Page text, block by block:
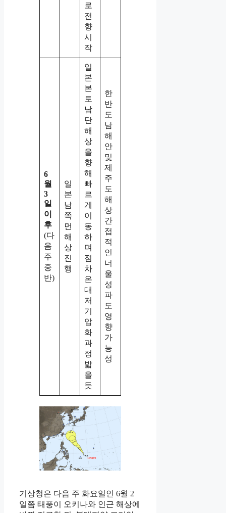
로
전
향
시
작
6
월
3
일
이
후
(다
음
주
중
반)
일
본
남
쪽
먼
해
상
진
행
일
본
본
토
남
단
해
상
을
향
해
빠
르
게
이
동
하
며
점
차
온
대
저
기
압
화
과
정
밟
을
듯
한
반
도
남
해
안
및
제
주
도
해
상
간
접
적
인
너
울
성
파
도
영
향
가
능
성
기상청은 다음 주 화요일인 6월 2
일쯤 태풍이 오키나와 인근 해상에